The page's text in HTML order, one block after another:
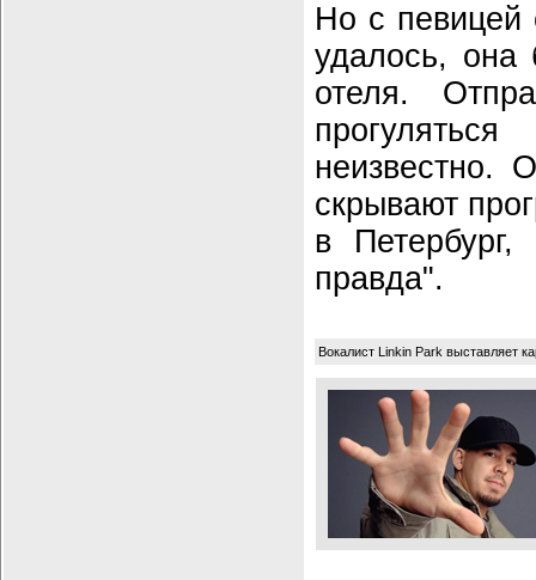
Но с певицей
удалось, она
отеля.
неизвестно.
скрывают
в
правда".
Вокалист Linkin Park выставляет